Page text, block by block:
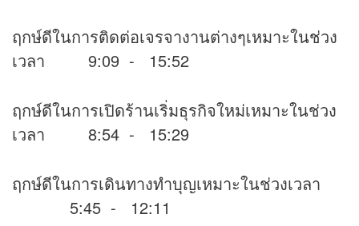
ฤกษ์ดีในการติดต่อเจรจางานต่างๆเหมาะในช่วง
เวลา 9:09 - 15:52
ฤกษ์ดีในการเปิดร้านเริ่มธุรกิจใหม่เหมาะในช่วง
เวลา 8:54 - 15:29
ฤกษ์ดีในการเดินทางทำบุญเหมาะในช่วงเวลา
5:45 - 12:11